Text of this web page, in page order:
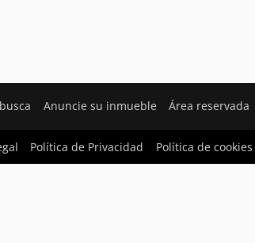
Anuncie su inmueble Área reservada
Política de Privacidad Política de cookies